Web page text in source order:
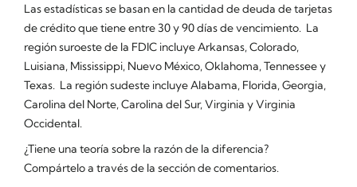
Las estadísticas se basan en la cantidad de deuda de tarjetas
de crédito que tiene entre 30 y 90 días de vencimiento. La
región suroeste de la FDIC incluye Arkansas, Colorado,
Luisiana, Mississippi, Nuevo México, Oklahoma, Tennessee y
Texas. La región sudeste incluye Alabama, Florida, Georgia,
Carolina del Norte, Carolina del Sur, Virginia y Virginia
Occidental.
¿Tiene una teoría sobre la razón de la diferencia?
Compártelo a través de la sección de comentarios.